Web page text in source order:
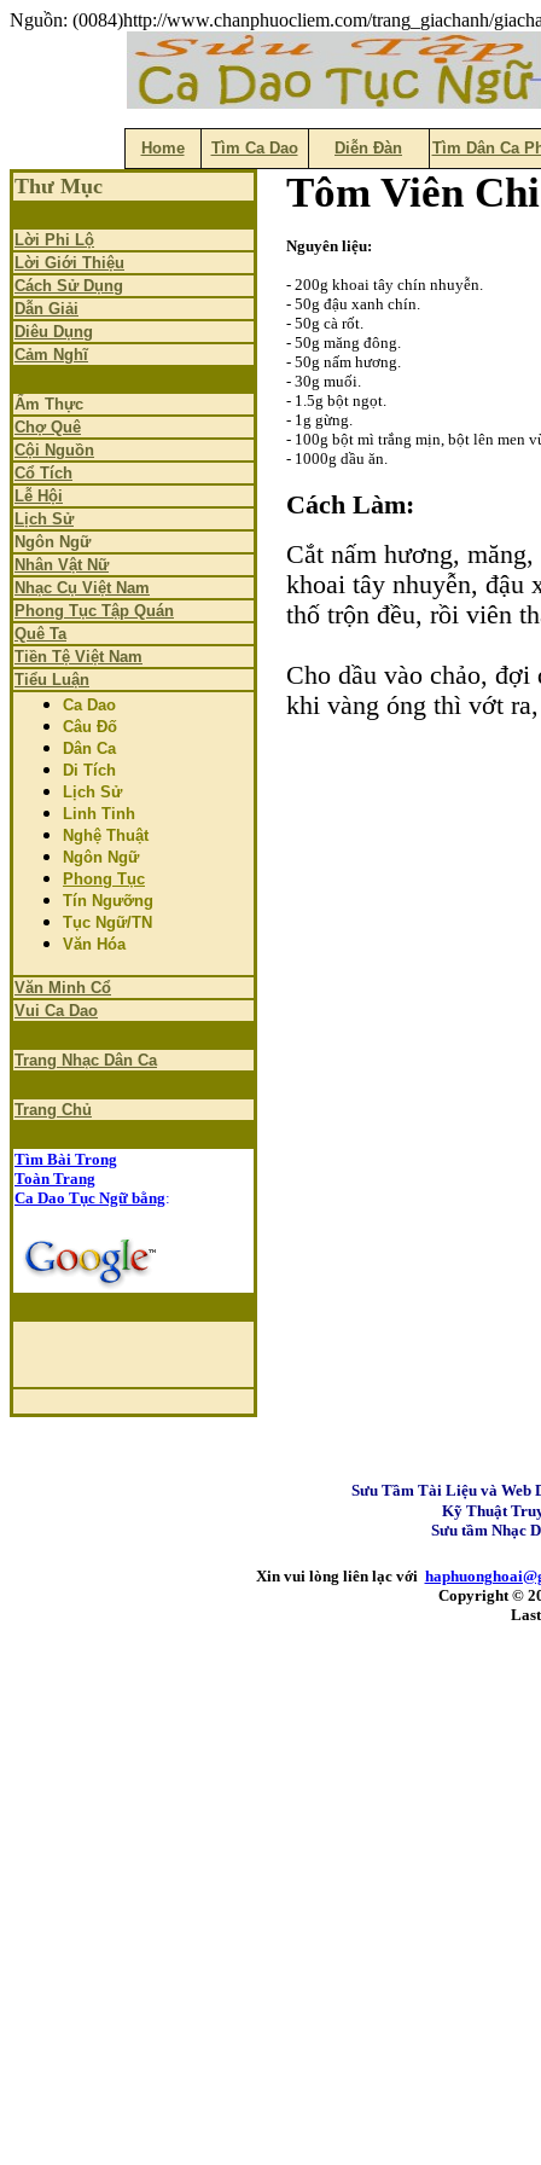
Nguồn: (0084)http://www.chanphuocliem.com/trang_giachanh/
Home Tìm Ca Dao Diễn Đàn Tìm Dân Ca
Thư Mục
Lời Phi Lộ
Lời Giới Thiệu
Cách Sử Dụng
Dẫn Giải
Diêu Dụng
Cảm Nghĩ
Ẩm Thực
Chợ Quê
Cội Nguồn
Cổ Tích
Lễ Hội
Lịch Sử
Ngôn Ngữ
Nhân Vật Nữ
Nhạc Cụ Việt Nam
Phong Tục Tập Quán
Quê Ta
Tiền Tệ Việt Nam
Tiểu Luận
Ca Dao
Câu Đố
Dân Ca
Di Tích
Lịch Sử
Linh Tinh
Nghệ Thuật
Ngôn Ngữ
Phong Tục
Tín Ngưỡng
Tục Ngữ/TN
Văn Hóa
Văn Minh Cổ
Vui Ca Dao
Trang Nhạc Dân Ca
Trang Chủ
Tìm Bài Trong
Toàn Trang
Ca Dao Tục Ngữ bằng:
Tôm Viên
Nguyên liệu:
- 200g khoai tây chín nhuyễn.
- 50g đậu xanh chín.
- 50g cà rốt.
- 50g măng đông.
- 50g nấm hương.
- 30g muối.
- 1.5g bột ngọt.
- 1g gừng.
- 100g bột mì trắng mịn, bột lên men
- 1000g dầu ăn.
Cách Làm:
Cắt nấm hương,
khoai tây nhuyễn, đậu
thố trộn đều, rồi viên
Cho dầu vào chảo,
khi vàng óng thì vớt
Sưu Tầm Tài Liệu và Web
Kỹ Thuật
Sưu tầm Nhạc
Xin vui lòng liên lạc với
Copyright ©